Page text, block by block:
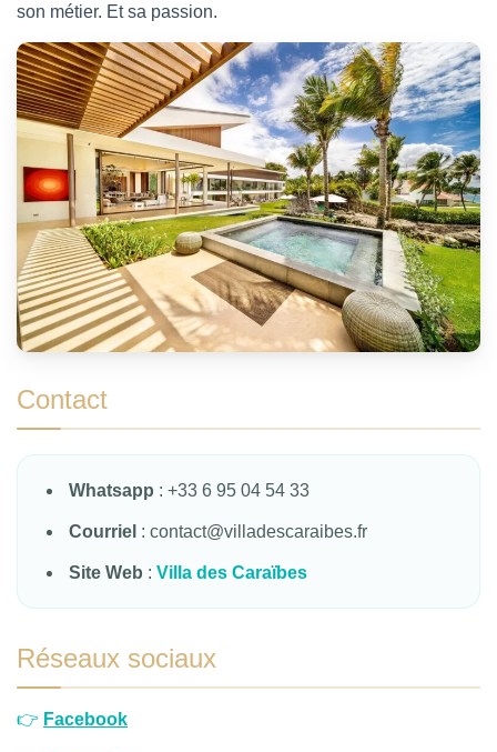
son métier. Et sa passion.
Contact
Whatsapp : +33 6 95 04 54 33
Courriel : contact@villadescaraibes.fr
Site Web : Villa des Caraïbes
Réseaux sociaux
👉 Facebook